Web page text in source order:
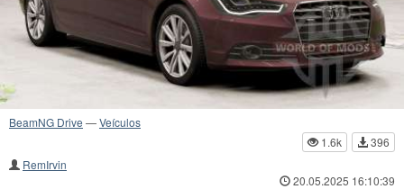
BeamNG Drive —Veículos
1.6k
396
RemIrvin
20.05.2025 16:10:39